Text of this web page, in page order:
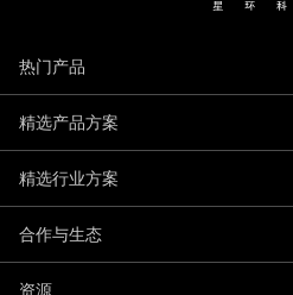
热门产品
精选产品方案
精选行业方案
合作与生态
资源